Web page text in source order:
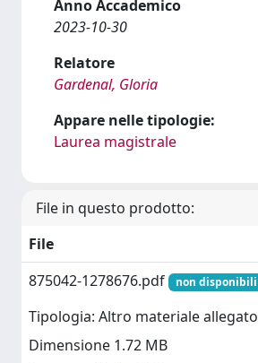
Anno Accademico
2023-10-30
Relatore
Gardenal, Gloria
Appare nelle tipologie:
Laurea magistrale
File in questo prodotto:
File
875042-1278676.pdf
non disponibili
Tipologia: Altro materiale allegato
Dimensione 1.72 MB